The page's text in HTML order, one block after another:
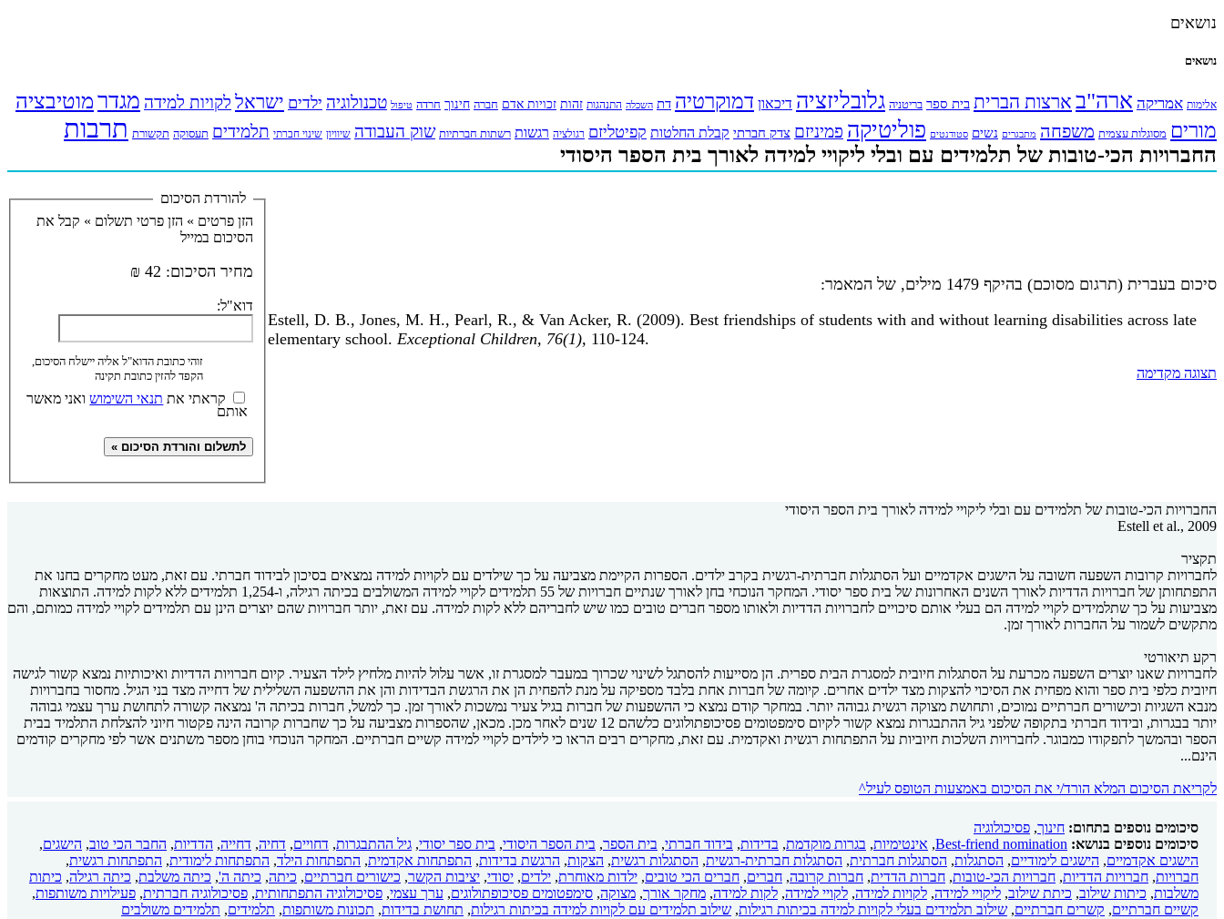
נושאים
נושאים
אלימות אמריקה ארה"ב ארצות הברית בית ספר בריטניה גלובליזציה דיכאון דמוקרטיה דת השכלה התנהגות זהות זכויות אדם חברה חינוך חרדה טיפול טכנולוגיה ילדים ישראל לקויות למידה מגדרמוטיבציה
מורים מסוגלות עצמית משפחה מתבגרים נשים סטודנטים פוליטיקה פמיניזם צדק חברתי קבלת החלטות קפיטליזם רגולציה רגשות רשתות חברתיות שוק העבודה שיוויון שינוי חברתי תלמידים תעסוקה תקשורת תרבות
החברויות הכי-טובות של תלמידים עם ובלי ליקויי למידה לאורך בית הספר היסודי
סיכום בעברית (תרגום מסוכם) בהיקף 1479 מילים, של המאמר:
Estell, D. B., Jones, M. H., Pearl, R., & Van Acker, R. (2009). Best friendships of students with and without learning disabilities across late
elementary school.Exceptional Children, 76(1),
תצוגה מקדימה
להורדת הסיכום
הזן פרטים » הזן פרטי תשלום » קבל את
הסיכום במייל
מחיר הסיכום: 42 ₪
דוא"ל:
זוהי כתובת הדוא"ל אליה יישלח הסיכום,
הקפד להזין כתובת תקינה
תנאי השימושואני מאשר
אותם
החברויות הכי-טובות של תלמידים עם ובלי ליקויי למידה לאורך בית הספר היסודי
Estell et al., 2009
תקציר
לחברויות קרובות השפעה חשובה על הישגים אקדמיים ועל הסתגלות חברתית-רגשית בקרב ילדים. הספרות הקיימת מצביעה על כך שילדים עם לקויות למידה נמצאים בסיכון לבידוד חברתי. עם זאת, מעט מחקרים בחנו את
התפתחותן של חברויות הדדיות לאורך השנים האחרונות של בית ספר יסודי. המחקר הנוכחי בחן לאורך שנתיים חברויות של 55 תלמידים לקויי למידה המשולבים בכיתה רגילה, ו-1,254 תלמידים ללא לקות למידה. התוצאות
מצביעות על כך שתלמידים לקויי למידה הם בעלי אותם סיכויים לחברויות הדדיות ולאותו מספר חברים טובים כמו שיש לחבריהם ללא לקות למידה. עם זאת, יותר חברויות שהם יוצרים הינן עם תלמידים לקויי למידה כמותם, והם
מתקשים לשמור על החברות לאורך זמן.
רקע תיאורטי
לחברויות שאנו יוצרים השפעה מכרעת על הסתגלות חיובית למסגרת הבית ספרית. הן מסייעות להסתגל לשינוי שכרוך במעבר למסגרת זו, אשר עלול להיות מלחיץ לילד הצעיר. קיום חברויות הדדיות ואיכותיות נמצא קשור לגישה
חיובית כלפי בית ספר והוא מפחית את הסיכוי להצקות מצד ילדים אחרים. קיומה של חברות אחת בלבד מספיקה על מנת להפחית הן את הרגשת הבדידות והן את ההשפעה השלילית של דחייה מצד בני הגיל. מחסור בחברויות
מנבא השגיות וכישורים חברתיים נמוכים, ותחושת מצוקה רגשית גבוהה יותר. במחקר קודם נמצא כי ההשפעות של חברות בגיל צעיר נמשכות לאורך זמן. כך למשל, חברות בכיתה ה' נמצאה קשורה לתחושת ערך עצמי גבוהה
יותר בבגרות, ובידוד חברתי בתקופה שלפני גיל ההתבגרות נמצא קשור לקיום סימפטומים פסיכופתולוגים כלשהם 12 שנים לאחר מכן. מכאן, שהספרות מצביעה על כך שחברות קרובה הינה פקטור חיוני להצלחת התלמיד בבית
הספר ובהמשך לתפקודו כמבוגר. לחברויות השלכות חיוביות על התפתחות רגשית ואקדמית. עם זאת, מחקרים רבים הראו כי לילדים לקויי למידה קשיים חברתיים. המחקר הנוכחי בוחן מספר משתנים אשר לפי מחקרים קודמים
הינם...
לקריאת הסיכום המלא הורד/י את הסיכום באמצעות הטופס לעיל^
סיכומים נוספים בתחום: חינוך, פסיכולוגיה
סיכומים נוספים בנושא: Best-friend nomination
, אינטימיות, בגרות מוקדמת, בדידות, בידוד חברתי, בית הספר, בית הספר היסודי, בית ספר יסודי, גיל ההתבגרות, דחויים, דחיה, דחייה, הדדיות, החבר הכי טוב, הישגים,
הישגים אקדמיים, הישגים לימודיים, הסתגלות, הסתגלות חברתית, הסתגלות חברתית-רגשית, הסתגלות רגשית, הצקות, הרגשת בדידות, התפתחות אקדמית, התפתחות הילד, התפתחות לימודית, התפתחות רגשית,
חברויות, חברויות הדדיות, חברויות הכי-טובות, חברות הדדית, חברות קרובה, חברים, חברים הכי טובים, ילדות מאוחרת, ילדים, יסודי, יציבות הקשר, כישורים חברתיים, כיתה, כיתה ה', כיתה משלבת, כיתה רגילה, כיתות
משלבות, כיתות שילוב, כיתת שילוב, ליקויי למידה, לקויות למידה, לקויי למידה, לקות למידה, מחקר אורך, מצוקה, סימפטומים פסיכופתולוגים, ערך עצמי, פסיכולוגיה התפתחותית, פסיכולוגיה חברתית, פעילויות משותפות,
קשיים חברתיים, קשרים חברתיים, שילוב תלמידים בעלי לקויות למידה בכיתות רגילות, שילוב תלמידים עם לקויות למידה בכיתות רגילות, תחושת בדידות, תכונות משותפות, תלמידים, תלמידים משולבים